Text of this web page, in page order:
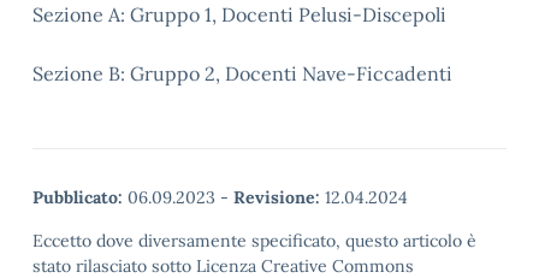
Sezione A: Gruppo 1, Docenti Pelusi-Discepoli
Sezione B: Gruppo 2, Docenti Nave-Ficcadenti
Pubblicato: 06.09.2023 - Revisione: 12.04.2024
Eccetto dove diversamente specificato, questo articolo è
stato rilasciato sotto Licenza Creative Commons